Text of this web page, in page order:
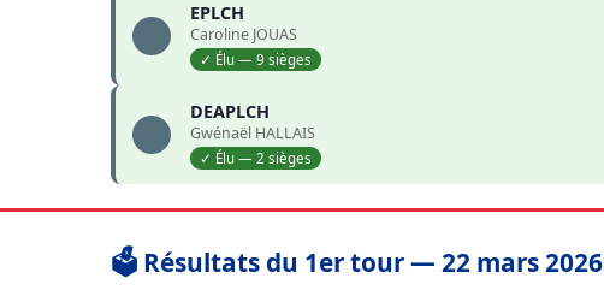
EPLCH
Caroline JOUAS
✓ Élu — 9 sièges
DEAPLCH
Gwénaël HALLAIS
✓ Élu — 2 sièges
🗳️ Résultats du 1er tour — 22 mars 2026